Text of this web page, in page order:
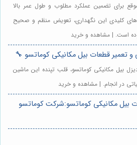
برای تضمین عملکرد مطلوب و طول عمر بالا
کلیدی این نگهداری، تعویض منظم و صحیح
است. | مشاهده و خرید
تعمیر قطعات بیل مکانیکی کوماتسو 🔧
بیل مکانیکی کوماتسو، قلب تپنده این ماشین
در انجام. | مشاهده و خرید
بیل مکانیکی کوماتسو:شرکت کوماتسو